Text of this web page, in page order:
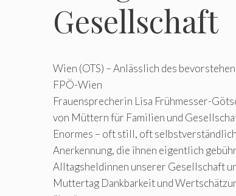
Gesellschaft
Wien (OTS) – Anlässlich des
FPÖ-Wien
Frauensprecherin Lisa Frühmesser-
von Müttern für Familien und
Enormes – oft still, oft
Anerkennung, die ihnen eigentlich
Alltagsheldinnen unserer Gesellschaft
Muttertag Dankbarkeit und